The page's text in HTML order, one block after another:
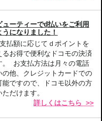
ューティーでd払いをご利用
になりました！
払額に応じてｄポイントを
るお得で便利なドコモの決済
。 お支払方法は月々の電話
の他、クレジットカードでの
能ですので、ドコモ以外の方
だけます。
詳しくはこちら >>